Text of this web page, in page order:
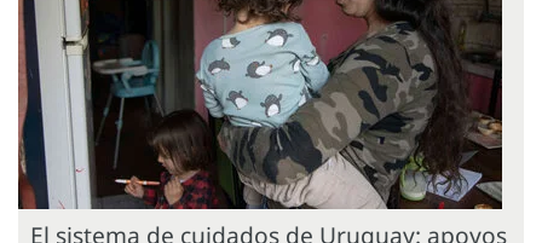
El sistema de cuidados de Uruguay: apoyos